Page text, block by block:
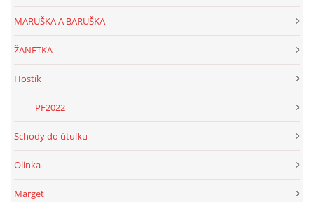
MARUŠKA A BARUŠKA
ŽANETKA
Hostík
_____PF2022
Schody do útulku
Olinka
Marget